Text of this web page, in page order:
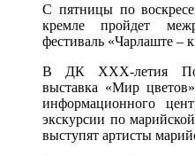
С пятницы по
кремле пройдет
фестиваль «Чарлаште –
В ДК ХХХ-летия
выставка «Мир
информационного
экскурсии по
выступят артисты